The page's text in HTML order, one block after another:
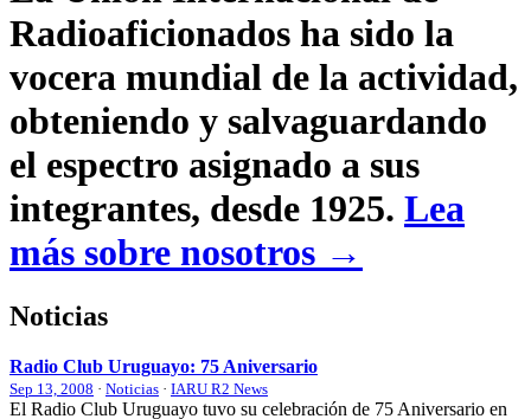
Radioaficionados ha sido la
vocera mundial de la actividad,
obteniendo y salvaguardando
el espectro asignado a sus
integrantes, desde 1925. Lea
más sobre nosotros →
Noticias
Radio Club Uruguayo: 75 Aniversario
Sep 13, 2008 · Noticias · IARU R2 News
El Radio Club Uruguayo tuvo su celebración de 75 Aniversario en